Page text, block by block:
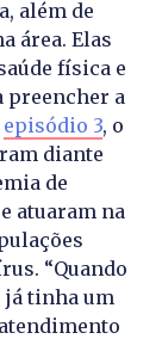
além de
área. Elas
física e
preencher a
episódio 3, o
diante
de
atuaram na
“Quando
já tinha um